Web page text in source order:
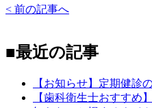
< 前の記事へ
■最近の記事
【お知らせ】定期健診
【歯科衛生士おすすめ